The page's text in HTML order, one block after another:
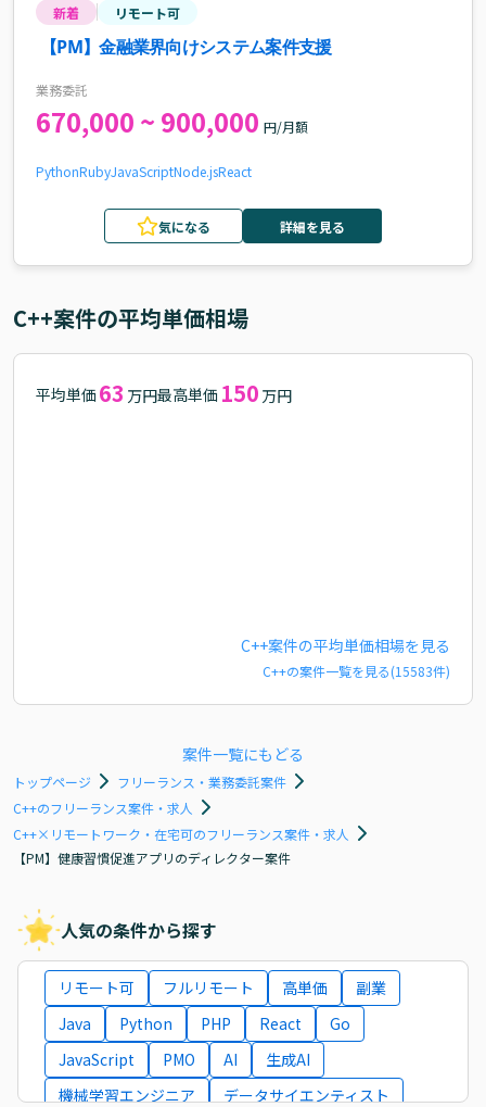
新着 リモート可
【PM】金融業界向けシステム案件支援
業務委託
670,000 ~ 900,000 円/月額
PythonRubyJavaScriptNode.jsReact
気になる 詳細を見る
C++案件の平均単価相場
平均単価 63 万円最高単価 150 万円
C++案件の平均単価相場を見る
C++の案件一覧を見る(15583件)
案件一覧にもどる
トップページ
フリーランス・業務委託案件
C++のフリーランス案件・求人
C++×リモートワーク・在宅可のフリーランス案件・求人
【PM】健康習慣促進アプリのディレクター案件
人気の条件から探す
リモート可 フルリモート 高単価
副業
Java
Python PHP React
Go
JavaScript
PMO AI
生成AI
機械学習エンジニア
データサイエンティスト